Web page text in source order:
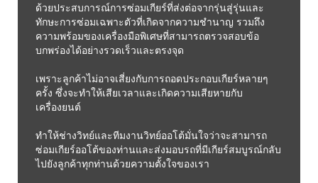
ด้วยประสบการณ์การซ่อมเกียร์ที่ส่งต่อจากรุ่นสู่รุ่นและ
ทักษะการซ่อมเฉพาะตัวที่เกิดจากความชำนาญ รวมถึง
ความพร้อมของเครื่องมือพิเศษที่สามารถตรวจสอบข้อ
บกพร่องได้อย่างรวดเร็วและตรงจุด
เพราะลูกค้าไม่อาจเสี่ยงกับการถอดประกอบเกียร์หลายๆ
ครั้ง ซึ่งจะทำให้เสียเวลาและเกิดความเสียหายกับ
เครื่องยนต์
ทำให้ช่างวิทย์และทีมงานวิทย์ออโต้มั่นใจว่าจะสามารถ
ซ่อมเกียร์ออโต้ของท่านและส่งมอบรถที่มีเกียร์สมบูรณ์กลับ
ไปยังลูกค้าทุกท่านด้วยความตั้งใจของเรา